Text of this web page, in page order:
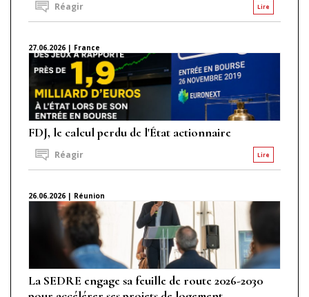
Lire
Réagir
27.06.2026 | France
FDJ, le calcul perdu de l'État actionnaire
Lire
Réagir
26.06.2026 | Réunion
La SEDRE engage sa feuille de route 2026-2030